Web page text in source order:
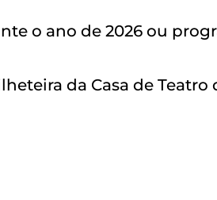
o ano de 2026 ou
da Casa de Teatro